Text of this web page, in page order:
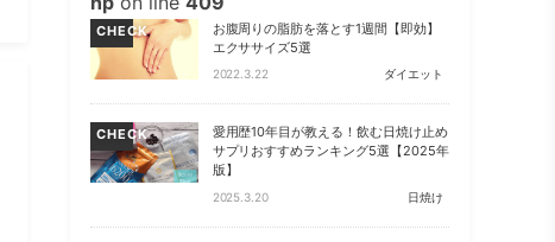
CHECK
お腹周りの脂肪を落とす1週間【即効】
エクササイズ5選
2022.3.22 ダイエット
CHECK
愛用歴10年目が教える！飲む日焼け止め
サプリおすすめランキング5選【2025年
版】
2025.3.20 日焼け